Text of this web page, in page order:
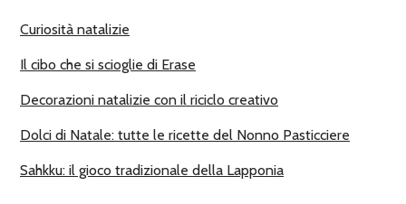
I
Curiosità natalizie
Il cibo che si scioglie di Erase
Decorazioni natalizie con il riciclo creativo
Dolci di Natale: tutte le ricette del Nonno Pasticciere
Sahkku: il gioco tradizionale della Lapponia